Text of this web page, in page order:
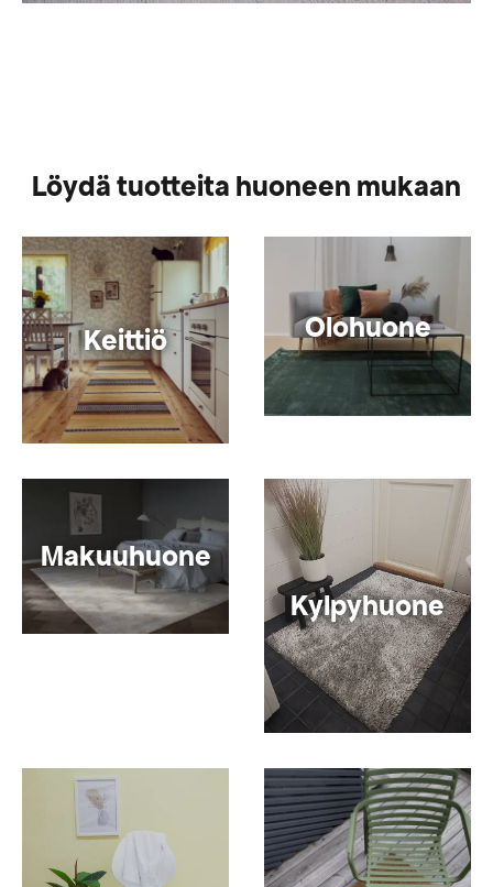
Löydä tuotteita huoneen mukaan
Keittiö Olohuone
Makuuhuone
Kylpyhuone